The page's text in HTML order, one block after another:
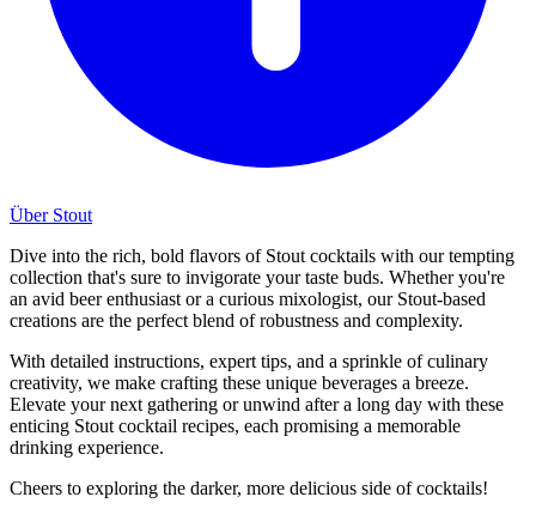
Über Stout
Dive into the rich, bold flavors of Stout cocktails with our tempting
collection that's sure to invigorate your taste buds. Whether you're
an avid beer enthusiast or a curious mixologist, our Stout-based
creations are the perfect blend of robustness and complexity.
With detailed instructions, expert tips, and a sprinkle of culinary
creativity, we make crafting these unique beverages a breeze.
Elevate your next gathering or unwind after a long day with these
enticing Stout cocktail recipes, each promising a memorable
drinking experience.
Cheers to exploring the darker, more delicious side of cocktails!